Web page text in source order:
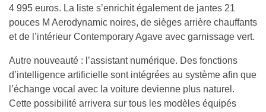
4 995 euros. La liste s’enrichit également de jantes 21
pouces M Aerodynamic noires, de sièges arrière chauffants
et de l’intérieur Contemporary Agave avec garnissage vert.
Autre nouveauté : l’assistant numérique. Des fonctions
d’intelligence artificielle sont intégrées au système afin que
l’échange vocal avec la voiture devienne plus naturel.
Cette possibilité arrivera sur tous les modèles équipés